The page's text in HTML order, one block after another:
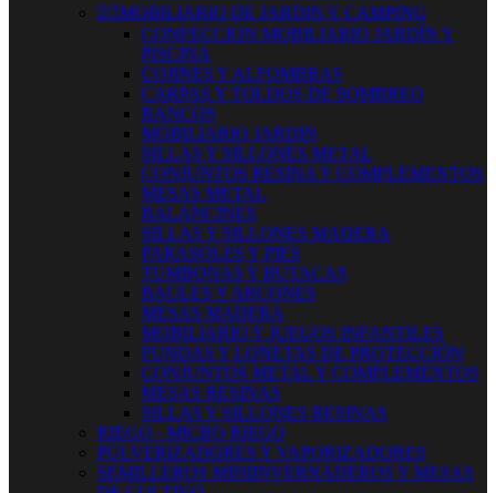
 MOBILIARIO DE JARDIN Y CAMPING
CONFECCION MOBILIARIO JARDÍN Y
PISCINA
COJINES Y ALFOMBRAS
CARPAS Y TOLDOS DE SOMBREO
BANCOS
MOBILIARIO JARDIN
SILLAS Y SILLONES METAL
CONJUNTOS RESINA Y COMPLEMENTOS
MESAS METAL
BALANCINES
SILLAS Y SILLONES MADERA
PARASOLES Y PIES
TUMBONAS Y BUTACAS
BAULES Y ARCONES
MESAS MADERA
MOBILIARIO Y JUEGOS INFANTILES
FUNDAS Y LONETAS DE PROTECCIÓN
CONJUNTOS METAL Y COMPLEMENTOS
MESAS RESINAS
SILLAS Y SILLONES RESINAS
RIEGO - MICRO RIEGO
PULVERIZADORES Y VAPORIZADORES
SEMILLEROS MINIINVERNADEROS Y MESAS